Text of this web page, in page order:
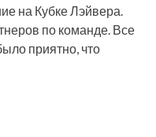
на Кубке Лэйвера.
по команде. Все
приятно, что